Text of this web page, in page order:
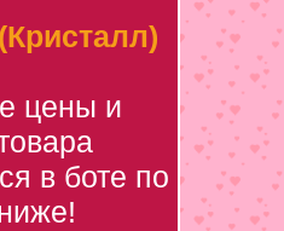
цены и
в боте по